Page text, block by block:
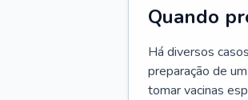
Quando
Há diversos
preparação de
tomar vacinas